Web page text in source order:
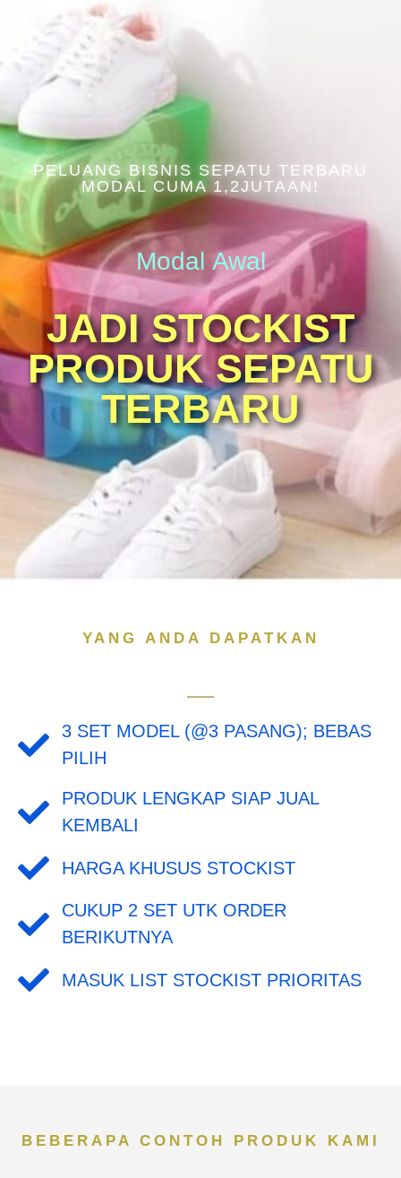
PELUANG BISNIS SEPATU TERBARU
MODAL CUMA 1,2JUTAAN!
Modal Awal
JADI STOCKIST
PRODUK SEPATU
TERBARU
YANG ANDA DAPATKAN
3 SET MODEL (@3 PASANG); BEBAS
PILIH
PRODUK LENGKAP SIAP JUAL
KEMBALI
HARGA KHUSUS STOCKIST
CUKUP 2 SET UTK ORDER
BERIKUTNYA
MASUK LIST STOCKIST PRIORITAS
BEBERAPA CONTOH PRODUK KAMI